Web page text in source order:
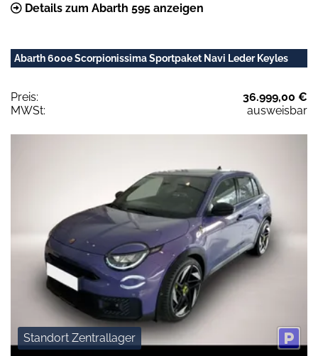
Details zum Abarth 595 anzeigen
Abarth 600e Scorpionissima Sportpaket Navi Leder Keyles
Preis:
36.999,00 €
MWSt:
ausweisbar
Standort Zentrallager